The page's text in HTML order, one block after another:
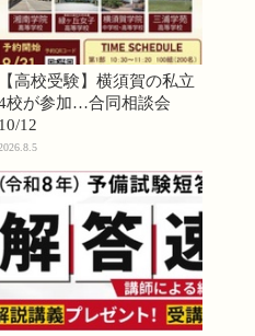
【高校受験】横須賀の私立
校が参加…合同相談会
10/12